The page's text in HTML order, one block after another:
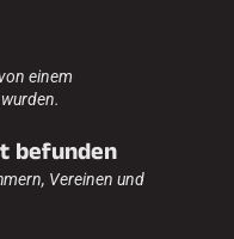
einem
befunden
Vereinen und